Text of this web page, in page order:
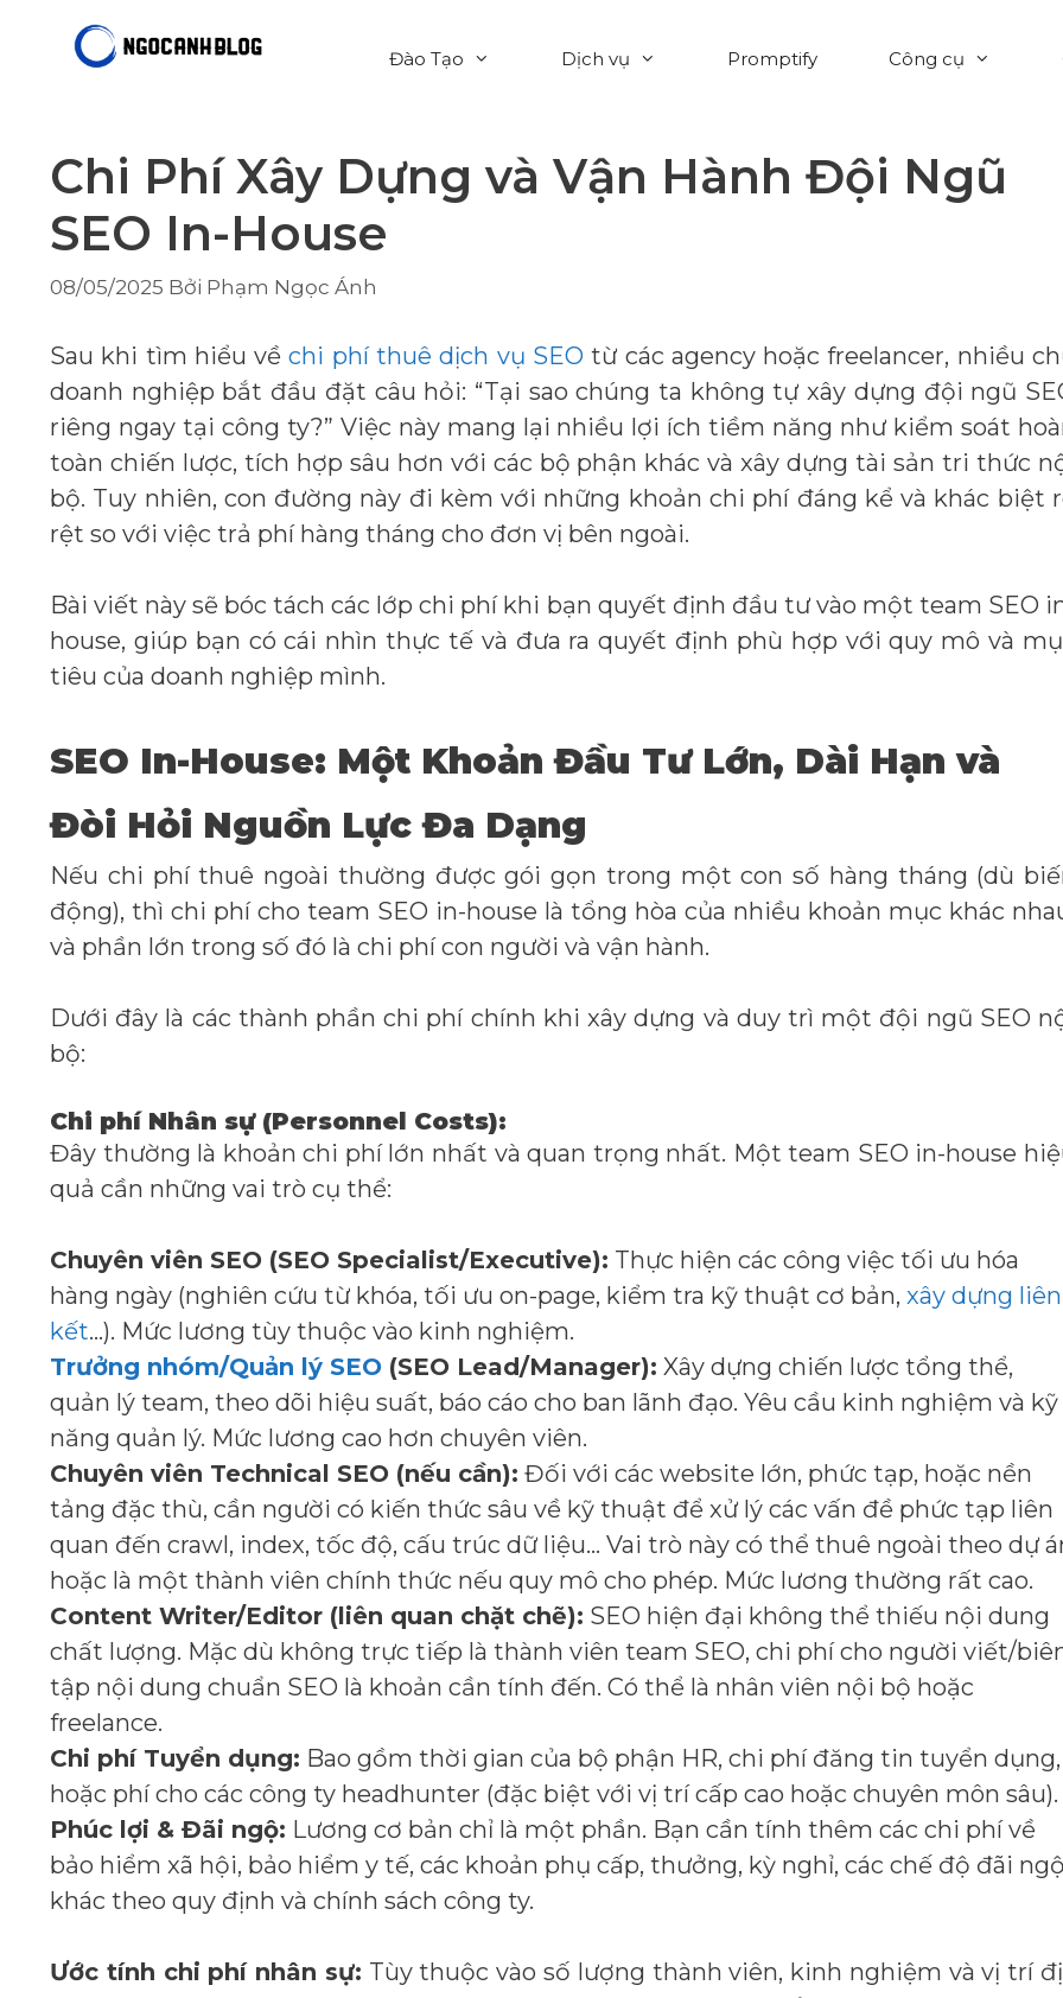
Đào Tạo Dịch vụ Promptify Công cụ
Chi Phí Xây Dựng và Vận Hành Đội Ngũ
SEO In-House
08/05/2025 Bởi Phạm Ngọc Ánh
Sau khi tìm hiểu vềchi phí thuê dịch vụ SEO từ các agency hoặc freelancer, nhiều
doanh nghiệp bắt đầu đặt câu hỏi: “Tại sao chúng ta không tự xây dựng đội ngũ
riêng ngay tại công ty?” Việc này mang lại nhiều lợi ích tiềm năng như kiểm soát
toàn chiến lược, tích hợp sâu hơn với các bộ phận khác và xây dựng tài sản tri thức
bộ. Tuy nhiên, con đường này đi kèm với những khoản chi phí đáng kể và khác biệt
rệt so với việc trả phí hàng tháng cho đơn vị bên ngoài.
Bài viết này sẽ bóc tách các lớp chi phí khi bạn quyết định đầu tư vào một team SEO
house, giúp bạn có cái nhìn thực tế và đưa ra quyết định phù hợp với quy mô và
tiêu của doanh nghiệp mình.
SEO In-House: Một Khoản Đầu Tư Lớn, Dài Hạn và
Đòi Hỏi Nguồn Lực Đa Dạng
Nếu chi phí thuê ngoài thường được gói gọn trong một con số hàng tháng (dù
động), thì chi phí cho team SEO in-house là tổng hòa của nhiều khoản mục khác
và phần lớn trong số đó là chi phí con người và vận hành.
Dưới đây là các thành phần chi phí chính khi xây dựng và duy trì một đội ngũ SEO
bộ:
Chi phí Nhân sự (Personnel Costs):
Đây thường là khoản chi phí lớn nhất và quan trọng nhất. Một team SEO in-house
quả cần những vai trò cụ thể:
Chuyên viên SEO (SEO Specialist/Executive): Thực hiện các công việc tối ưu hóa
hàng ngày (nghiên cứu từ khóa, tối ưu on-page, kiểm tra kỹ thuật cơ bản, xây dựng liên
kết…). Mức lương tùy thuộc vào kinh nghiệm.
Trưởng nhóm/Quản lý SEO (SEO Lead/Manager): Xây dựng chiến lược tổng thể,
quản lý team, theo dõi hiệu suất, báo cáo cho ban lãnh đạo. Yêu cầu kinh nghiệm và kỹ
năng quản lý. Mức lương cao hơn chuyên viên.
Chuyên viên Technical SEO (nếu cần): Đối với các website lớn, phức tạp, hoặc nền
tảng đặc thù, cần người có kiến thức sâu về kỹ thuật để xử lý các vấn đề phức tạp liên
quan đến crawl, index, tốc độ, cấu trúc dữ liệu… Vai trò này có thể thuê ngoài theo dự
hoặc là một thành viên chính thức nếu quy mô cho phép. Mức lương thường rất cao.
Content Writer/Editor (liên quan chặt chẽ): SEO hiện đại không thể thiếu nội dung
chất lượng. Mặc dù không trực tiếp là thành viên team SEO, chi phí cho người viết/
tập nội dung chuẩn SEO là khoản cần tính đến. Có thể là nhân viên nội bộ hoặc
freelance.
Chi phí Tuyển dụng: Bao gồm thời gian của bộ phận HR, chi phí đăng tin tuyển dụng,
hoặc phí cho các công ty headhunter (đặc biệt với vị trí cấp cao hoặc chuyên môn sâu).
Phúc lợi & Đãi ngộ: Lương cơ bản chỉ là một phần. Bạn cần tính thêm các chi phí về
bảo hiểm xã hội, bảo hiểm y tế, các khoản phụ cấp, thưởng, kỳ nghỉ, các chế độ đãi
khác theo quy định và chính sách công ty.
Ước tính chi phí nhân sự: Tùy thuộc vào số lượng thành viên, kinh nghiệm và vị trí